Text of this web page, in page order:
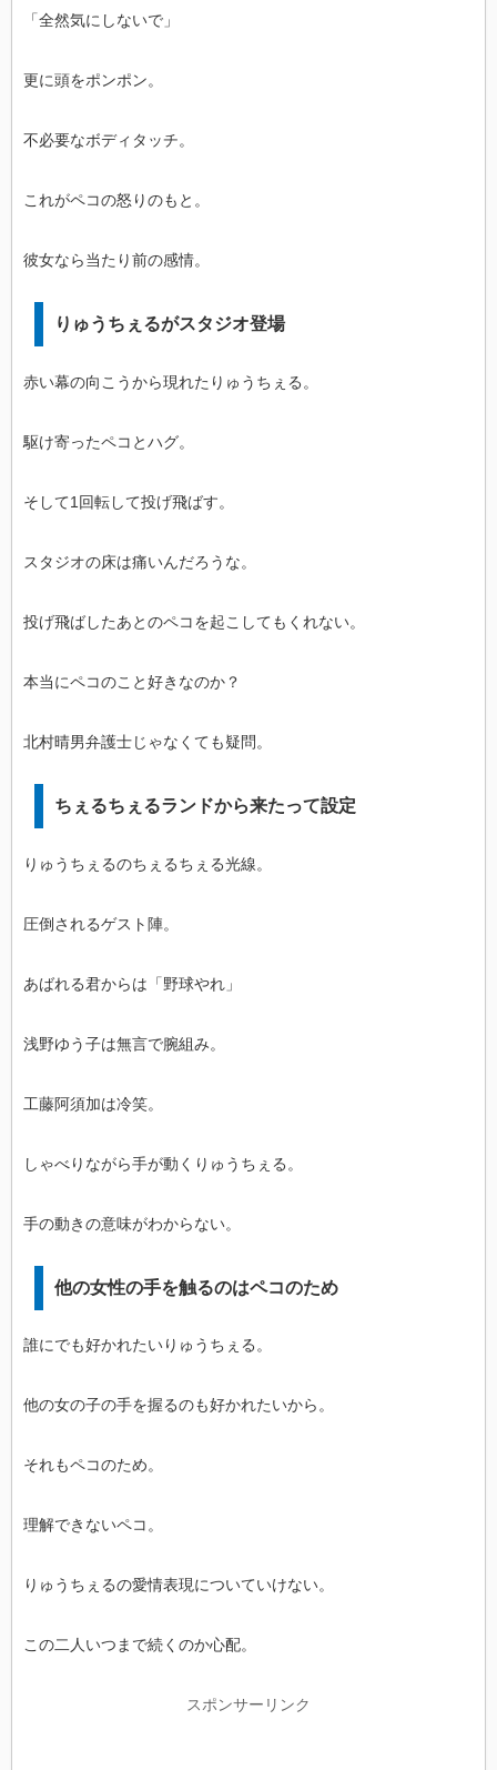
「全然気にしないで」
更に頭をポンポン。
不必要なボディタッチ。
これがペコの怒りのもと。
彼女なら当たり前の感情。
りゅうちぇるがスタジオ登場
赤い幕の向こうから現れたりゅうちぇる。
駆け寄ったペコとハグ。
そして1回転して投げ飛ばす。
スタジオの床は痛いんだろうな。
投げ飛ばしたあとのペコを起こしてもくれない。
本当にペコのこと好きなのか？
北村晴男弁護士じゃなくても疑問。
ちぇるちぇるランドから来たって設定
りゅうちぇるのちぇるちぇる光線。
圧倒されるゲスト陣。
あばれる君からは「野球やれ」
浅野ゆう子は無言で腕組み。
工藤阿須加は冷笑。
しゃべりながら手が動くりゅうちぇる。
手の動きの意味がわからない。
他の女性の手を触るのはペコのため
誰にでも好かれたいりゅうちぇる。
他の女の子の手を握るのも好かれたいから。
それもペコのため。
理解できないペコ。
りゅうちぇるの愛情表現についていけない。
この二人いつまで続くのか心配。
スポンサーリンク